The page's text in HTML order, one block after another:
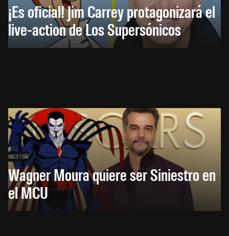
¡Es oficial! Jim Carrey protagonizará el
live-action de Los Supersónicos
HACE 1 DÍA
Wagner Moura quiere ser Siniestro en
el MCU